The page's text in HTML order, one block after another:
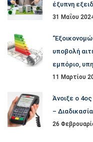
έξυπνη
31 Μαΐου
υποβολή
εμπόριο,
11 Μαρτίου
Άνοιξε ο
–
26